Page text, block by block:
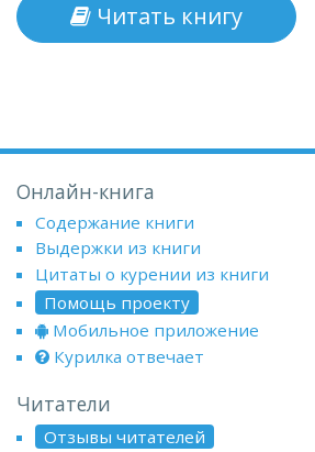
Читать книгу
Онлайн-книга
Содержание книги
Выдержки из книги
Цитаты о курении из книги
Помощь проекту
Мобильное приложение
Курилка отвечает
Читатели
Отзывы читателей